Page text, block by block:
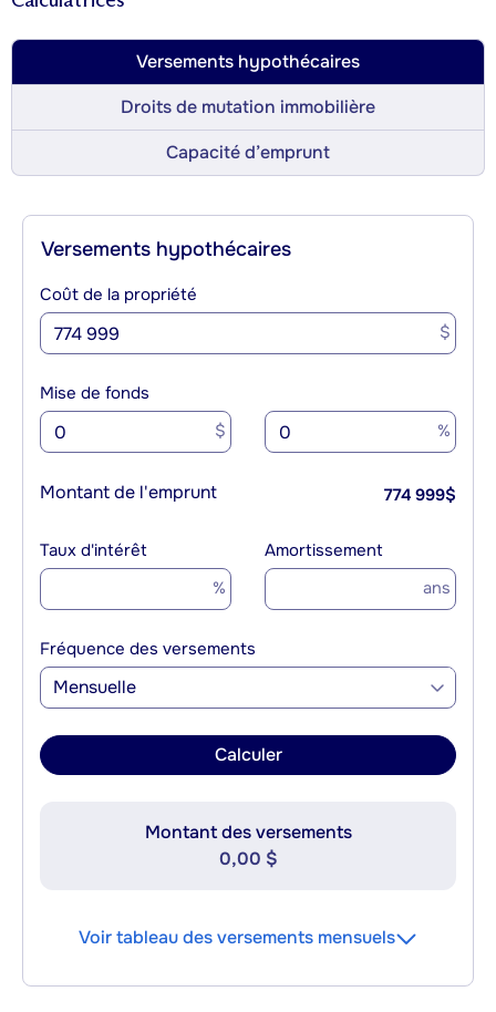
Versements hypothécaires
Droits de mutation immobilière
Capacité d’emprunt
Versements hypothécaires
Coût de la propriété
$
Mise de fonds
$ %
Montant de l'emprunt 774 999$
Taux d'intérêt
%
Amortissement
ans
Fréquence des versements
Mensuelle
Calculer
Montant des versements
0,00 $
Voir tableau des versements mensuels